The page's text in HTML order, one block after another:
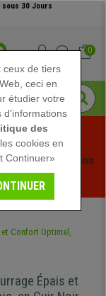
sous 30 Jours
0
! Des réductions
Voir l'offre
Épais et
ceux de tiers
ceci en
étudier votre
d'informations
des
cookies en
Continuer»